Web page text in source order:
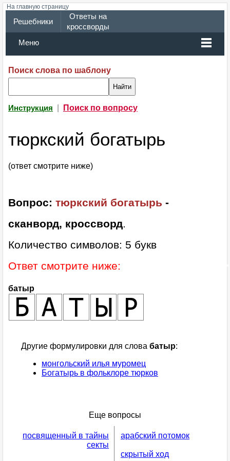
На главную страницу
Решебники
Ответы на
кроссворды
Меню
Поиск слова по шаблону
Инструкция Поиск по вопросу
тюркский богатырь
(ответ смотрите ниже)
Вопрос: тюркский богатырь -
сканворд, кроссворд.
Количество символов: 5 букв
Ответ смотрите ниже:
батыр
Другие формулировки для слова батыр:
монгольский илья муромец
Богатырь в фольклоре тюрков
Еще вопросы
посвященный в тайны
секты
арабский потомок
скрытый ход